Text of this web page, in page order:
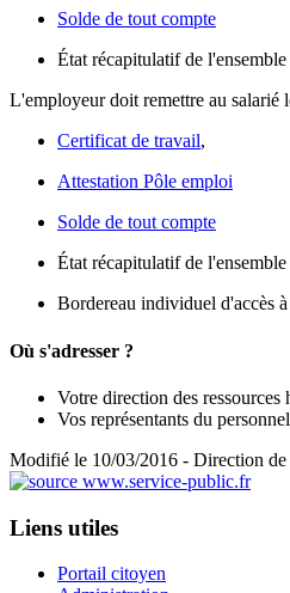
Solde de tout compte
État récapitulatif de
L'employeur doit remettre au salarié
Certificat de travail,
Attestation Pôle emploi
Solde de tout compte
État récapitulatif de
Bordereau individuel d'accès
Où s'adresser ?
Votre direction des
Vos représentants du personnel
Modifié le 10/03/2016 - Direction
Liens utiles
Portail citoyen